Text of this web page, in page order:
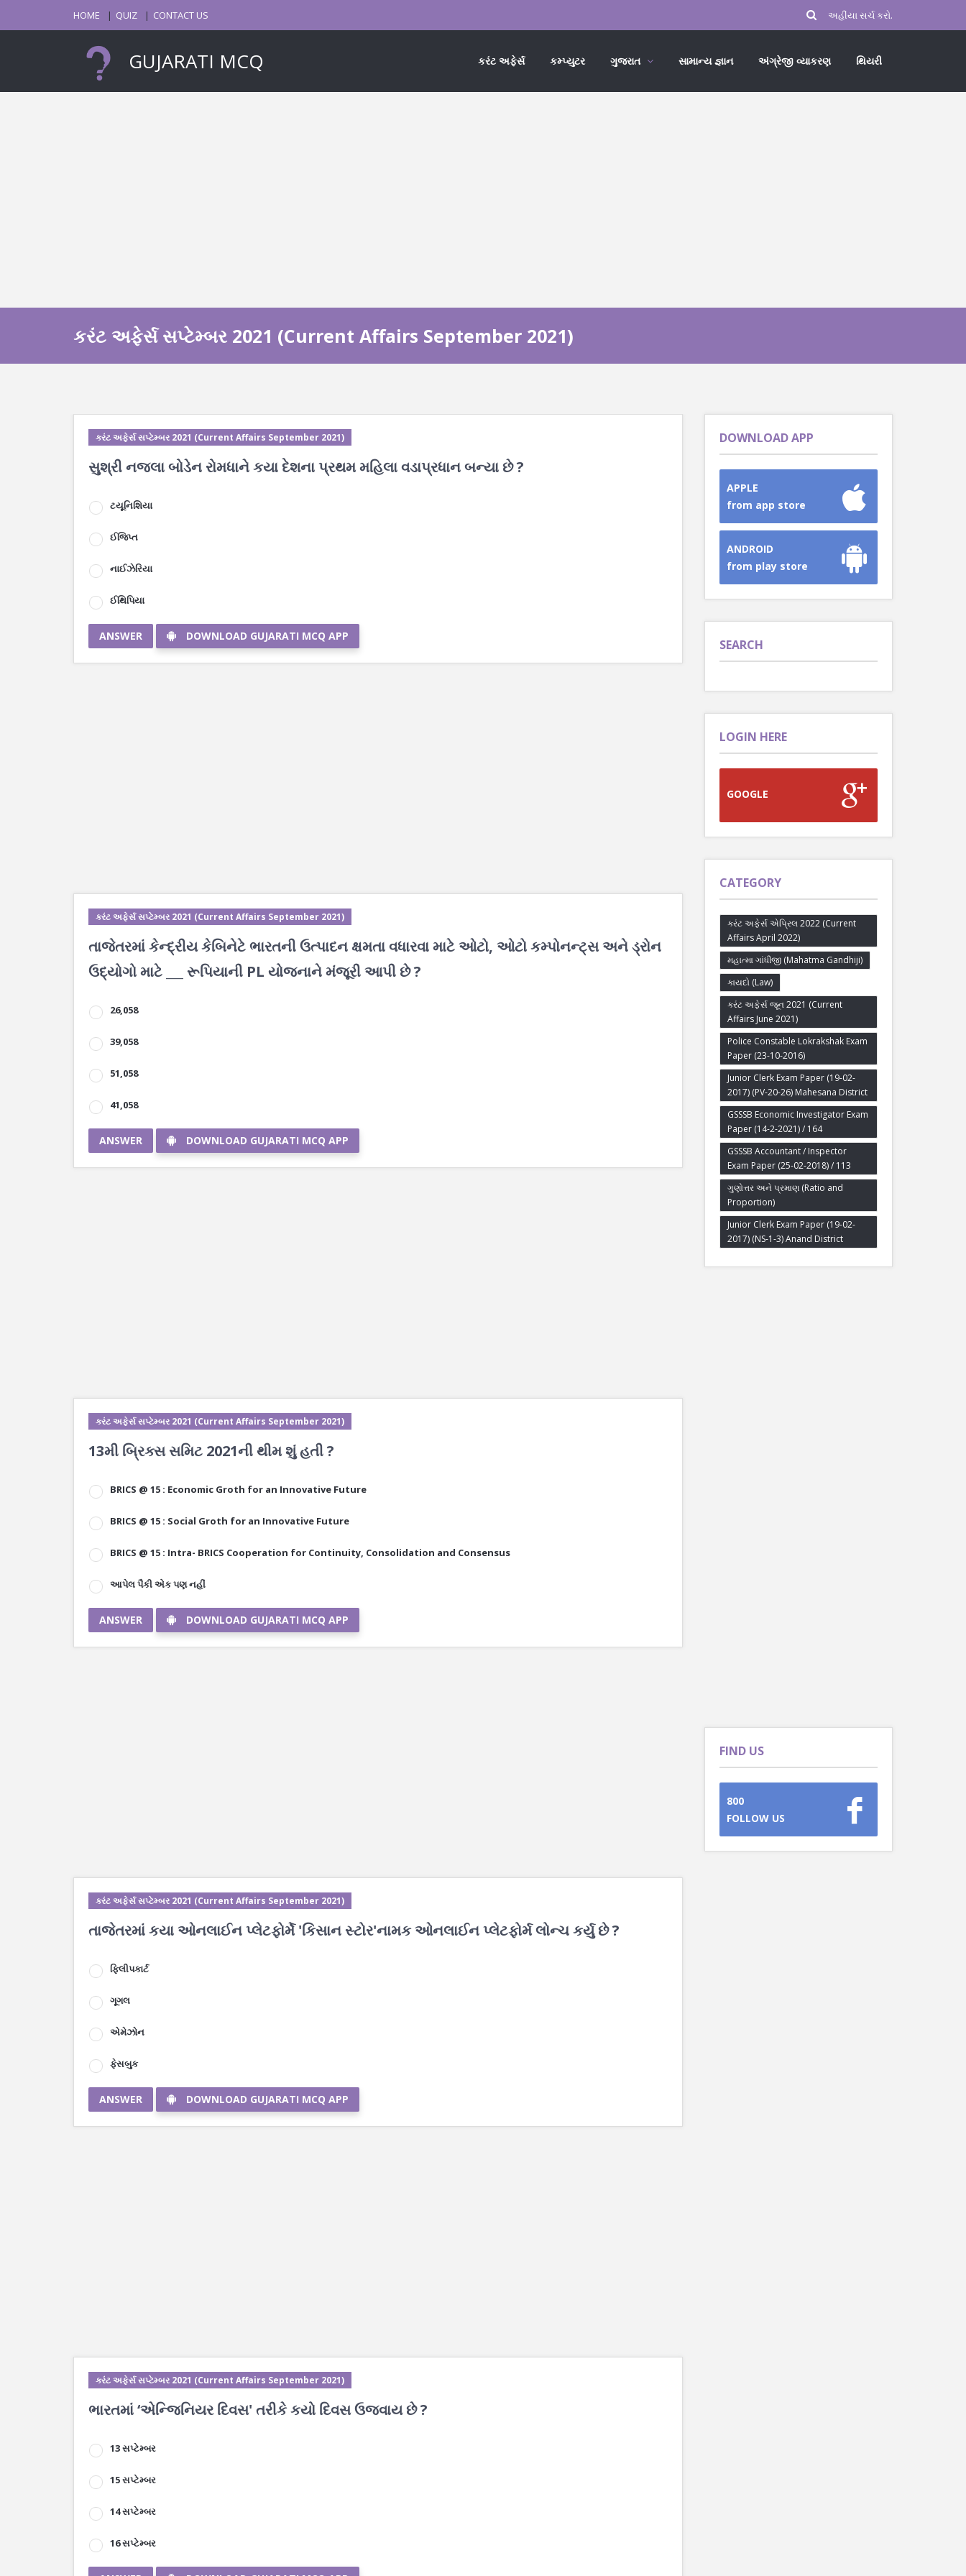
HOME QUIZ CONTACT US
GUJARATI MCQ કરંટ અફેર્સ કમ્પ્યુટર ગુજરાત સામાન્ય જ્ઞાન અંગ્રેજી વ્યાકરણ થિયરી
કરંટ અફેર્સ સપ્ટેમ્બર 2021 (Current Affairs September 2021)
કરંટ અફેર્સ સપ્ટેમ્બર 2021 (Current Affairs September 2021)
સુશ્રી નજલા બોડેન રોમધાને કયા દેશના પ્રથમ મહિલા વડાપ્રધાન બન્યા છે ?
ટયૂનિશિયા
ઈજિપ્ત
નાઈઝેરિયા
ઈથિપિયા
ANSWER DOWNLOAD GUJARATI MCQ APP
કરંટ અફેર્સ સપ્ટેમ્બર 2021 (Current Affairs September 2021)
તાજેતરમાં કેન્દ્રીય કેબિનેટે ભારતની ઉત્પાદન ક્ષમતા વધારવા માટે ઓટો, ઓટો કમ્પોનન્ટ્સ અને ડ્રોન
ઉદ્યોગો માટે ___ રૂપિયાની PL યોજનાને મંજૂરી આપી છે ?
26,058
39,058
51,058
41,058
ANSWER DOWNLOAD GUJARATI MCQ APP
કરંટ અફેર્સ સપ્ટેમ્બર 2021 (Current Affairs September 2021)
13મી બ્રિક્સ સમિટ 2021ની થીમ શું હતી ?
BRICS @ 15 : Economic Groth for an Innovative Future
BRICS @ 15 : Social Groth for an Innovative Future
BRICS @ 15 : Intra- BRICS Cooperation for Continuity, Consolidation and Consensus
આપેલ પૈકી એક પણ નહીં
ANSWER DOWNLOAD GUJARATI MCQ APP
કરંટ અફેર્સ સપ્ટેમ્બર 2021 (Current Affairs September 2021)
તાજેતરમાં કયા ઓનલાઈન પ્લેટફોર્મે 'કિસાન સ્ટોર'નામક ઓનલાઈન પ્લેટફોર્મ લોન્ચ કર્યુ છે ?
ફિલીપકાર્ટ
ગૂગલ
એમેઝોન
ફેસબુક
ANSWER DOWNLOAD GUJARATI MCQ APP
કરંટ અફેર્સ સપ્ટેમ્બર 2021 (Current Affairs September 2021)
ભારતમાં ‘એન્જિનિયર દિવસ' તરીકે કયો દિવસ ઉજવાય છે ?
13 સપ્ટેમ્બર
15 સપ્ટેમ્બર
14 સપ્ટેમ્બર
16 સપ્ટેમ્બર
DOWNLOAD APP
APPLE
from app store
ANDROID
from play store
SEARCH
LOGIN HERE
GOOGLE
CATEGORY
કરંટ અફેર્સ એપ્રિલ 2022 (Current
Affairs April 2022)
મહાત્મા ગાંધીજી (Mahatma Gandhiji)
કાયદો (Law)
કરંટ અફેર્સ જૂન 2021 (Current
Affairs June 2021)
Police Constable Lokrakshak Exam
Paper (23-10-2016)
Junior Clerk Exam Paper (19-02-
2017) (PV-20-26) Mahesana District
GSSSB Economic Investigator Exam
Paper (14-2-2021) / 164
GSSSB Accountant / Inspector
Exam Paper (25-02-2018) / 113
ગુણોત્તર અને પ્રમાણ (Ratio and
Proportion)
Junior Clerk Exam Paper (19-02-
2017) (NS-1-3) Anand District
FIND US
800
FOLLOW US